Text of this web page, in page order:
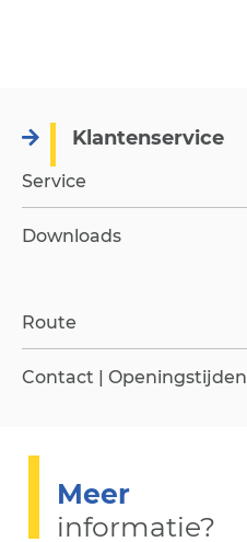
Klantenservice
Service
Downloads
Route
Contact | Openingstijden
Meer
informatie?